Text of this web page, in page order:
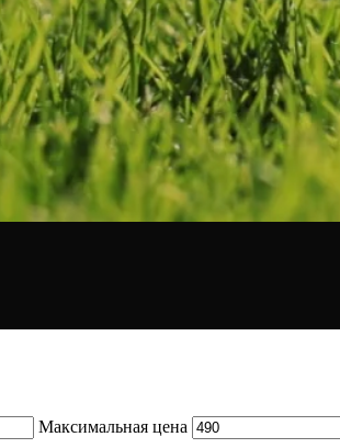
Максимальная цена